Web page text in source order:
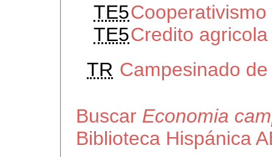
TE5
TE5Credito
TR Campesinado
Buscar Economia
Biblioteca Hispánica